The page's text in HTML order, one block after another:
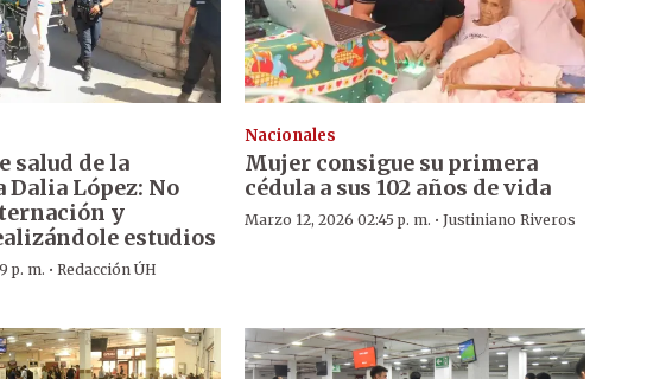
salud de la
Dalia López: No
y
estudios
p. m. · Redacción ÚH
Nacionales
Mujer consigue su primera
cédula a sus 102 años de vida
Marzo 12, 2026 02:45 p. m. · Justiniano Riveros